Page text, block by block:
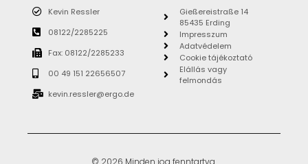
Kevin Ressler
08122/2285225
Fax: 08122/2285233
00 49 151 22656507
kevin.ressler@ergo.de
Gießereistraße 14
85435 Erding
Impresszum
Adatvédelem
Cookie tájékoztató
Elállás vagy
felmondás